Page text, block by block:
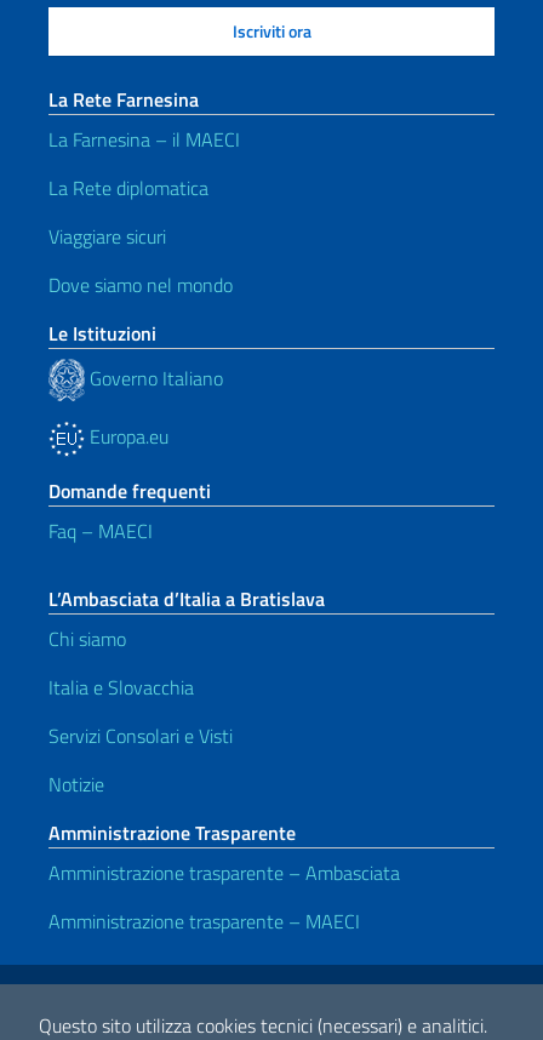
Questo sito utilizza cookies tecnici (necessari) e analitici.
La Rete Farnesina
La Farnesina – il MAECI
La Rete diplomatica
Viaggiare sicuri
Dove siamo nel mondo
Le Istituzioni
Governo Italiano
Europa.eu
Domande frequenti
Faq – MAECI
L’Ambasciata d’Italia a Bratislava
Chi siamo
Italia e Slovacchia
Servizi Consolari e Visti
Notizie
Amministrazione Trasparente
Amministrazione trasparente – Ambasciata
Amministrazione trasparente – MAECI
Link Utili